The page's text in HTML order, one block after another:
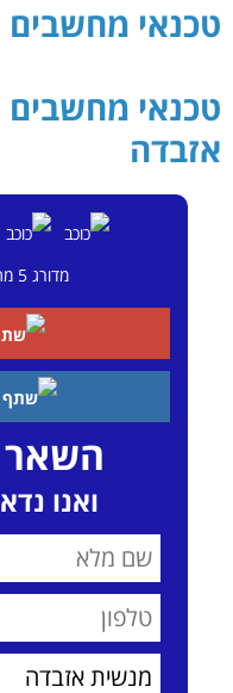
טכנאי מחשבים
טכנאי
אזבדה
מדורג 5
השאר
ואנו